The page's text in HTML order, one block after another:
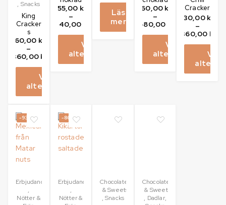
, Snacks
King
Cracker
s
60,00 kr
–
360,00 kr
Välj
alternativ
55,00 kr
–
440,00
Välj
alternativ
Läs
mer
60,00 kr
–
480,00
Välj
alternativ
Cracker
30,00 kr
–
360,00 kr
Välj
-93%
Erbjudanden
,
Nötter &
-86%
Erbjudanden
,
Nötter &
Chocolates
& Sweets
,Snacks
Chocolates
& Sweets
, Dadlar,